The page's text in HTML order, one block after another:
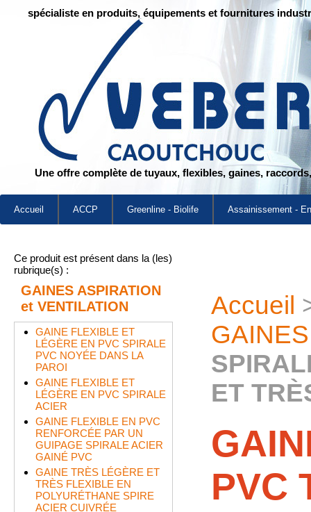
spécialiste en produits, équipements et fournitures
Une offre complète de tuyaux, flexibles, gaines,
Accueil ACCP Greenline - Biolife Assainissement -
Ce produit est présent dans la (les)
rubrique(s) :
GAINES ASPIRATION
et VENTILATION
GAINE FLEXIBLE ET
LÉGÈRE EN PVC SPIRALE
PVC NOYÉE DANS LA
PAROI
GAINE FLEXIBLE ET
LÉGÈRE EN PVC SPIRALE
ACIER
GAINE FLEXIBLE EN PVC
RENFORCÉE PAR UN
GUIPAGE SPIRALE ACIER
GAINÉ PVC
GAINE TRÈS LÉGÈRE ET
TRÈS FLEXIBLE EN
POLYURÉTHANE SPIRE
ACIER CUIVRÉE
Accueil
ET
PVC